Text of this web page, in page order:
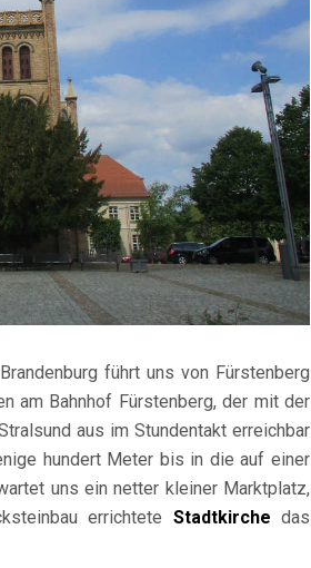
führt uns von Fürstenberg
am Bahnhof Fürstenberg, der mit der
aus im Stundentakt erreichbar
hundert Meter bis in die auf einer
uns ein netter kleiner Marktplatz,
errichtete Stadtkirche das